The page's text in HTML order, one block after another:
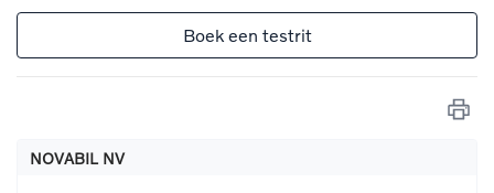
Boek een testrit
NOVABIL NV